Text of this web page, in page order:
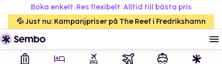
Boka enkelt. Res flexibelt. Alltid till bästa pris
💦 Just nu: Kampanjpriser på The Reef i Fredrikshamn